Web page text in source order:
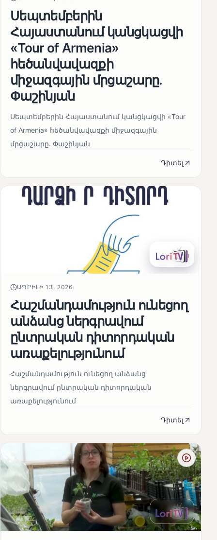
Սեպտեմբերին
Հայաստանում կանցկացվի
«Tour of Armenia»
հեծանվավազքի
միջազգային մրցաշարը.
Փաշինյան
Սեպտեմբերին Հայաստանում կանցկացվի «Tour
of Armenia» հեծանվավազքի միջազգային
մրցաշարը. Փաշինյան
Դիտել
ԱՊՐԻԼԻ 13, 2026
Հաշմանդամություն ունեցող
անձանց ներգրավում
ընտրական դիտորդական
առաքելությունում
Հաշմանդամություն ունեցող անձանց
ներգրավում ընտրական դիտորդական
առաքելությունում
Դիտել